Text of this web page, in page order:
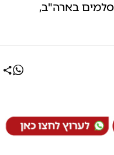
בארה"ב,